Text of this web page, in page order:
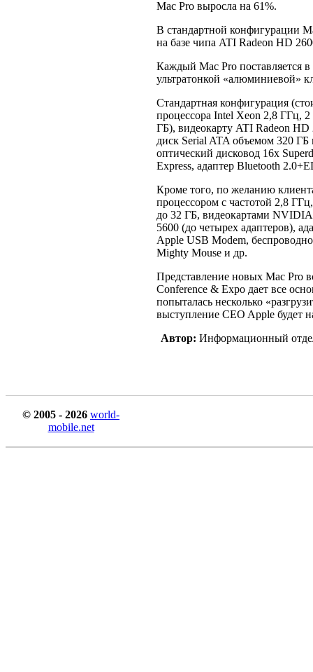
Mac Pro выросла на 61%.
В стандартной конфигурации
на базе чипа ATI Radeon HD
Каждый Mac Pro поставляется
ультратонкой «алюминиевой»
Стандартная конфигурация
процессора Intel Xeon 2,8 ГГц,
ГБ), видеокарту ATI Radeon
диск Serial ATA объемом 320
оптический дисковод 16x
Express, адаптер Bluetooth
Кроме того, по желанию
процессором с частотой 2,8
до 32 ГБ, видеокартами
5600 (до четырех адаптеров),
Apple USB Modem,
Mighty Mouse и др.
Представление новых Mac Pro
Conference & Expo дает все
попыталась несколько
выступление CEO Apple будет
Автор: Информационный
© 2005 - 2026 world-
mobile.net